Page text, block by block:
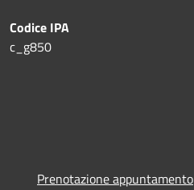
Codice IPA
c_g850
Prenotazione appuntamento